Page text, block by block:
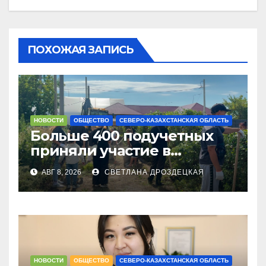
ПОХОЖАЯ ЗАПИСЬ
НОВОСТИ ОБЩЕСТВО СЕВЕРО-КАЗАХСТАНСКАЯ ОБЛАСТЬ
Больше 400 подучетных
приняли участие в
экоакции в СКО
АВГ 8, 2026 СВЕТЛАНА ДРОЗДЕЦКАЯ
НОВОСТИ ОБЩЕСТВО СЕВЕРО-КАЗАХСТАНСКАЯ ОБЛАСТЬ